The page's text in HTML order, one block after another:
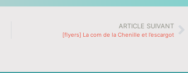
ARTICLE SUIVANT
[flyers] La com de la Chenille et l’escargot